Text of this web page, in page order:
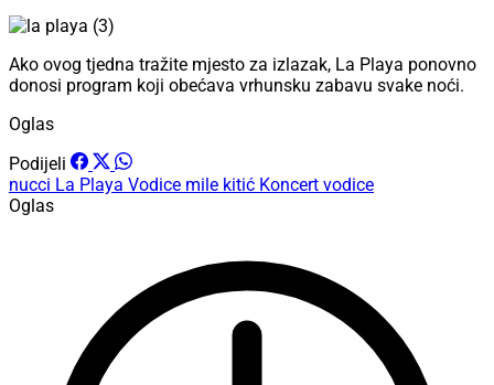
Ako ovog tjedna tražite mjesto za izlazak, La Playa ponovno
donosi program koji obećava vrhunsku zabavu svake noći.
Oglas
Podijeli
nucci La Playa Vodice mile kitić Koncert vodice
Oglas